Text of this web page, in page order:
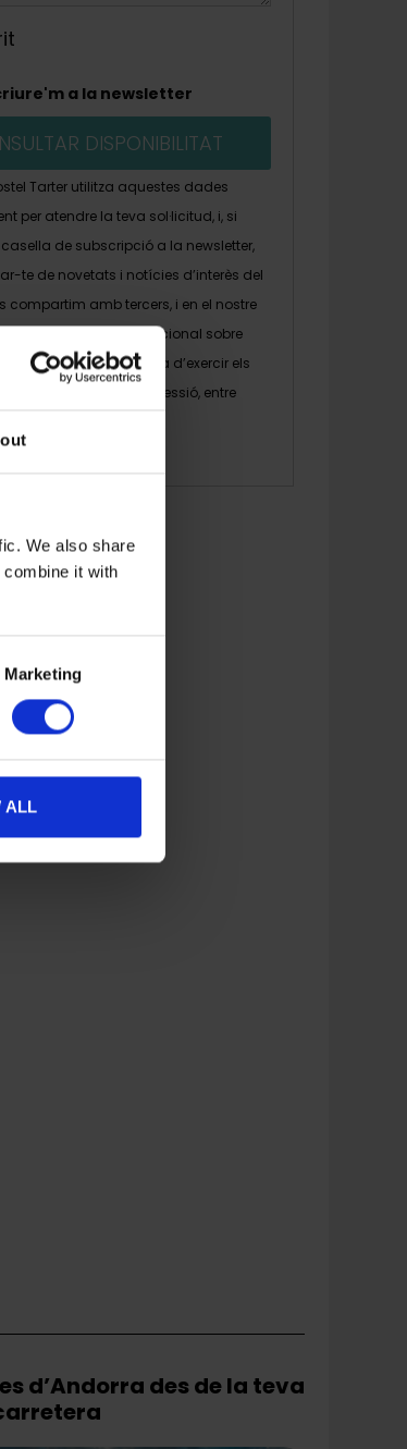
We also share
it with
Marketing
ALL
a la newsletter
Tarter utilitza aquestes dades
per atendre la teva sol·licitud, i, si
de subscripció a la newsletter,
te de novetats i notícies d’interès del
compartim amb tercers, i en el nostre
informació addicional sobre
i sobre la manera d’exercir els
rectificació i supressió, entre
d’Andorra des de la teva